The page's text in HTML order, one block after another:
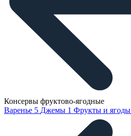
Консервы фруктово-ягодные
Варенье 5 Джемы 1 Фрукты и ягоды